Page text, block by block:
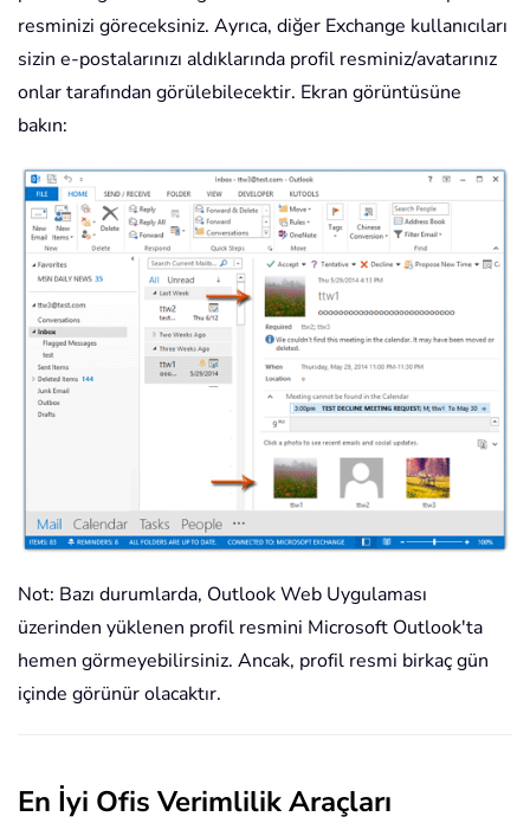
resminizi göreceksiniz. Ayrıca, diğer Exchange kullanıcıları
sizin e-postalarınızı aldıklarında profil resminiz/avatarınız
onlar tarafından görülebilecektir. Ekran görüntüsüne
bakın:
Not: Bazı durumlarda, Outlook Web Uygulaması
üzerinden yüklenen profil resmini Microsoft Outlook'ta
hemen görmeyebilirsiniz. Ancak, profil resmi birkaç gün
içinde görünür olacaktır.
En İyi Ofis Verimlilik Araçları